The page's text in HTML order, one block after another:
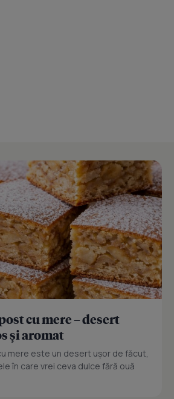
cu mere – desert
și aromat
mere este un desert ușor de făcut,
în care vrei ceva dulce fără ouă